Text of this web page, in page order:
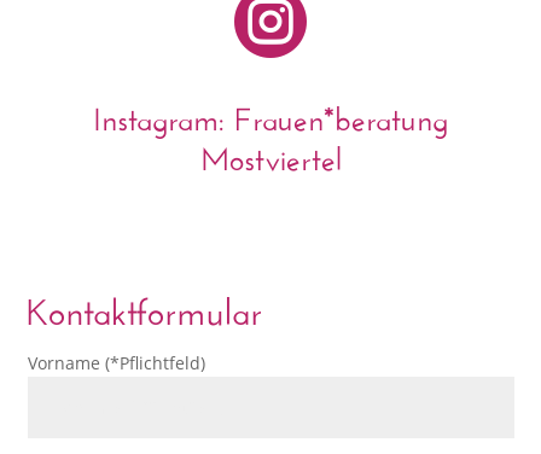

Instagram: Frauen*beratung
Mostviertel
Kontaktformular
Vorname (*Pflichtfeld)